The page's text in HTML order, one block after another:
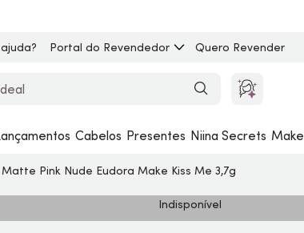
Portal do Revendedor Quero Revender
Cabelos Presentes Niina Secrets Make
Pink Nude Eudora Make Kiss Me 3,7g
Indisponível